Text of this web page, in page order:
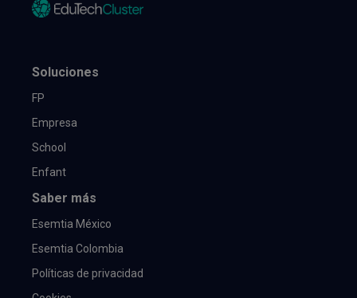
Soluciones
FP
Empresa
School
Enfant
Saber más
Esemtia México
Esemtia Colombia
Políticas de privacidad